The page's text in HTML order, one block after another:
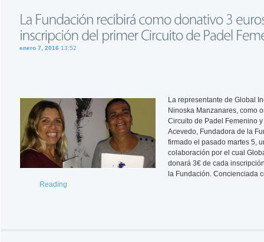
enero 7, 2016 13:52
La representante de Global
Ninoska Manzanares, como
Circuito de Padel Femenino y
Acevedo, Fundadora de la
firmado el pasado martes 5,
colaboración por el cual
donará 3€ de cada
la Fundación. Concienciada
Reading